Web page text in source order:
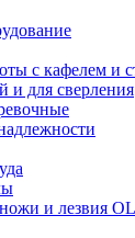
с кафелем и
и для сверления
и лезвия